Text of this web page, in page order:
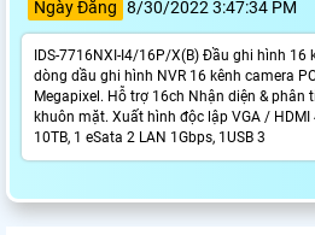
Ngày Đăng 8/30/2022 3:47:34 PM
IDS-7716NXI-I4/16P/X(B) Đầu ghi hình 16
dòng dầu ghi hình NVR 16 kênh camera
Megapixel. Hỗ trợ 16ch Nhận diện & phân
khuôn mặt. Xuất hình độc lập VGA /
10TB, 1 eSata 2 LAN 1Gbps, 1USB 3